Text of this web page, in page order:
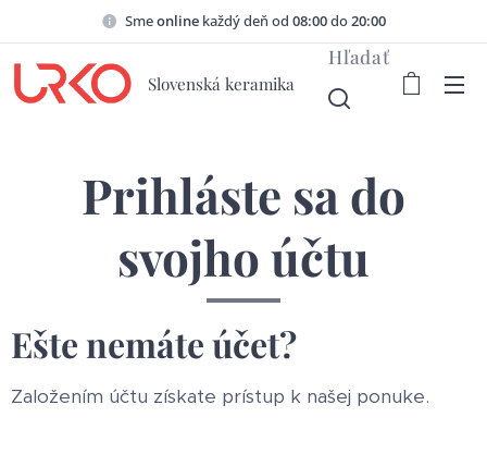
Smeonline každý deň od 08:00do20:00
Slovenská keramika
Hľadať
Prihláste sa do
svojho účtu
Ešte nemáte účet?
Založením účtu získate prístup k našej ponuke.